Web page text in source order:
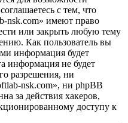
с тем, что
nsk.com» имеют право
или закрыть любую тему
Как пользователь вы
информация будет
информация не будет
разрешения, ни
nsk.com», ни phpBB
за действия хакеров,
доступу к